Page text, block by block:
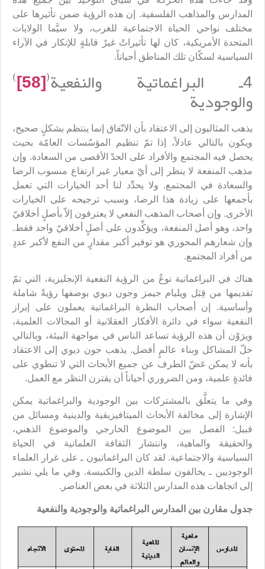
المدارس والمذاهب الفلسفية. إن هذه الرؤية ضمن تأثيرها على
مختلف نواحي الحياة الاجتماعية للغرب، ولا سيَّما الولايات
المتحدة الأمريكية، كان لها تأثيراتٌ غيرُ قابلةٍ للإنكار في الآراء
السياسية لسكّان تلك المناطق أحياناً.
4ـ البراغماتية والنفعية (
[58]
)
والوجودية
يذهب المثاليون إلى الاعتقاد بأن الاتّفاق إنما ينتظم بشكلٍ صحيح،
ويكون بالتالي عادلاً، إذا تمّ تنظيم المؤسّسات العامّة بحيث
يحصل فيه المجتمع والأفراد على الحدّ الأقصى من السعادة. وإن
مذهب المنفعة لا ينظر إلى أيّ معيار غير ارتفاع منسوب الرضا
والسعادة في المجتمع. ولا يحدِّد لنا أحد الخيارات التي تعمل
بأجمعها على زيادة هذا الرضا، وسبب ترجيحه على الخيارات
الأخرى. وإن أصحاب المذهب النفعي لا يعترفون إلاّ بأصلٍ أخلاقيّ
واحد، وهو أصل المنفعة، ويؤكِّدون على أصلٍ أخلاقيّ واحد فقط.
وإن شعارهم المحوري هو توفير أكبر مقدارٍ من النفع لأكبر عددٍ
من أفراد المجتمع.
هناك في البراغماتية نوعٌ من الرؤية النفعية الإنجليزية، التي تمّ
تقديمها من قِبَل ويليام جيمز وجون ديوي بوصفها رؤيةً شاملة
وأساسية. إن أصحاب النظرة البراغماتية يعملون على إبراز
النفعية سواء في دائرة الأفكار العقلانية أو المجالات العلمية،
ويرَوْن أن هذه الرؤية تساعد الناس في مواجهة البيئة، وبالتالي
حلّ المشاكل وبناء عالمٍ أفضل. يذهب جون ديوي إلى الاعتقاد
بأنه لا يمكن غضّ الطرف عن جميع الأبحاث التي لا تنطوي على
فائدةٍ علمية، ومن الضروري أحياناً أن يقترن النظر مع العمل.
وفي ما يتعلَّق بالمشتركات بين الوجودية والبراغماتية يمكن
الإشارة إلى مخالفة الأبحاث الميتافيزيقية والدينية ومسائل من
قبيل: الفصل بين الموضوع الخارجي والموضوع الذهني،
والحقيقة والماهية، وانتشار الثقافة العلمانية في الحياة
السياسية والاجتماعية. لقد كان البراغماتيون ـ على غرار العلماء
الوجوديين ـ يخالفون سلطة الدين والكنيسة. وفي ما يلي نشير
إلى اتجاهات هذه المدارس الثلاثة في بعض العناصر.
جدول مقارن بين المدارس البراغماتية والوجودية والنفعية